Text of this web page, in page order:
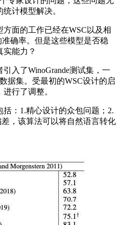
计模型解决。
面的工作已经在WSC以及相
确率。但是这些模型是否稳
能力？
了WinoGrande测试集，一
据集。受最初的WSC设计的启
行了调整。
：1.精心设计的众包问题；2.
，该算法可以将自然语言转化